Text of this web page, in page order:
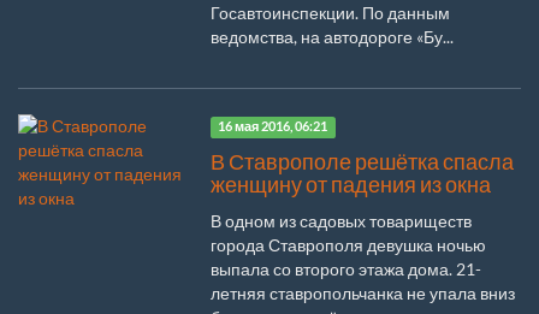
Госавтоинспекции. По данным
ведомства, на автодороге «Бу...
16 мая 2016, 06:21
В Ставрополе решётка спасла
женщину от падения из окна
В одном из садовых товариществ
города Ставрополя девушка ночью
выпала со второго этажа дома. 21-
летняя ставропольчанка не упала вниз